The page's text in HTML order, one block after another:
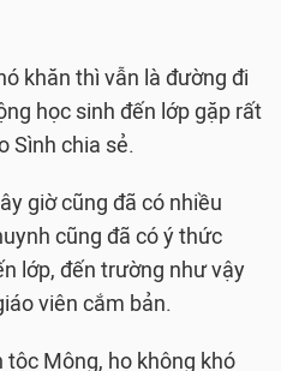
khăn thì vẫn là đường đi
học sinh đến lớp gặp rất
Sình chia sẻ.
giờ cũng đã có nhiều
cũng đã có ý thức
lớp, đến trường như vậy
viên cắm bản.
tộc Mông, họ không khó